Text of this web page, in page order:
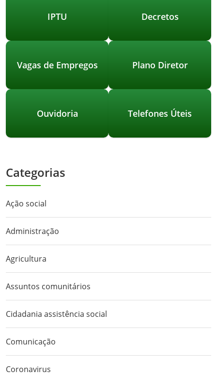
IPTU Decretos
Vagas de Empregos Plano Diretor
Ouvidoria Telefones Úteis
Categorias
Ação social
Administração
Agricultura
Assuntos comunitários
Cidadania assistência social
Comunicação
Coronavirus